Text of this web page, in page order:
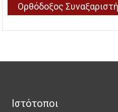
Ορθόδοξος
Ιστότοποι